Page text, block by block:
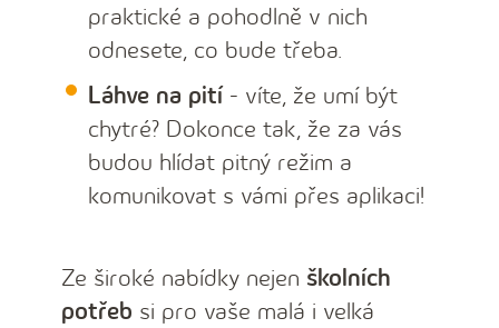
praktické a pohodlně v nich
odnesete, co bude třeba.
Láhve na pití - víte, že umí být
chytré? Dokonce tak, že za vás
budou hlídat pitný režim a
komunikovat s vámi přes aplikaci!
Ze široké nabídky nejen školních
potřeb si pro vaše malá i velká